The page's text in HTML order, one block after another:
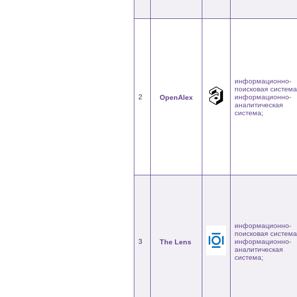
2 OpenAlex
информационно-
поисковая система
информационно-
аналитическая
система;
3 The Lens
информационно-
поисковая система
информационно-
аналитическая
система;